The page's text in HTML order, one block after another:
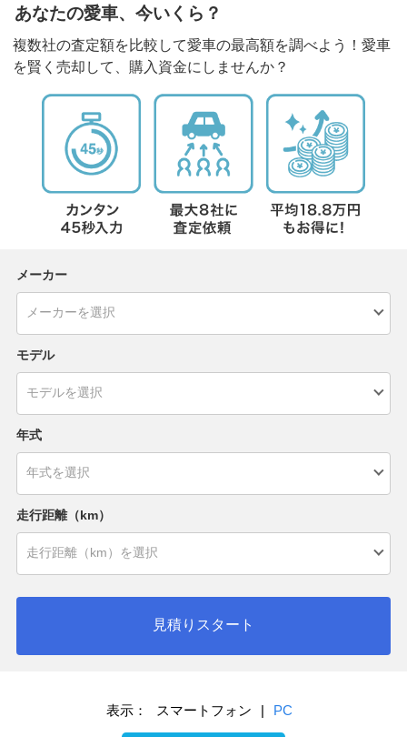
あなたの愛車、今いくら？
複数社の査定額を比較して愛車の最高額を調べよう！愛車
を賢く売却して、購入資金にしませんか？
メーカー
モデル
年式
走行距離（km）
見積りスタート
表示： スマートフォン | PC